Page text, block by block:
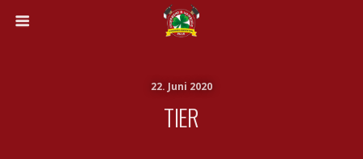
22. Juni 2020
TIER